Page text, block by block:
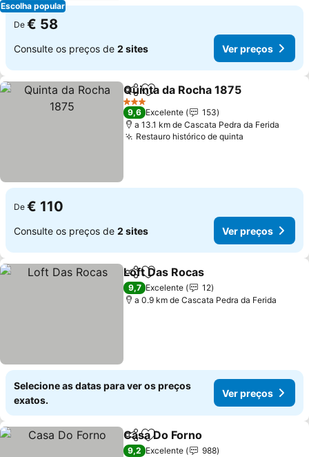
Escolha popular
De € 58
Consulte os preços de 2 sites Ver preços
PartilharAdicionar aos favoritos
Quinta da Rocha 1875
3 Estrelas
9,6 Excelente
153
a 13.1 km de Cascata Pedra da Ferida
Restauro histórico de quinta
De € 110
Consulte os preços de 2 sites Ver preços
PartilharAdicionar aos favoritos
Loft Das Rocas
9,7 Excelente
12
a 0.9 km de Cascata Pedra da Ferida
Selecione as datas para ver os preços
exatos.
Ver preços
PartilharAdicionar aos favoritos
Casa Do Forno
9,2 Excelente
988